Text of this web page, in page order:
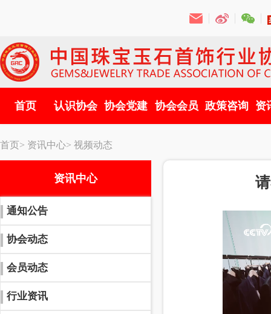
首页 认识协会 协会党建 协会会员 政策咨询 资
首页> 资讯中心> 视频动态
资讯中心
通知公告
协会动态
会员动态
行业资讯